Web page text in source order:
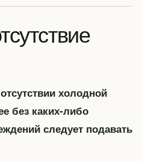
холодной
без каких-либо
следует подавать